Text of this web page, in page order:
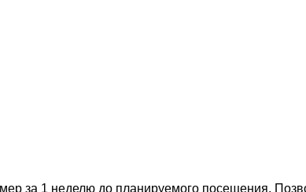
за 1 неделю до планируемого посещения.